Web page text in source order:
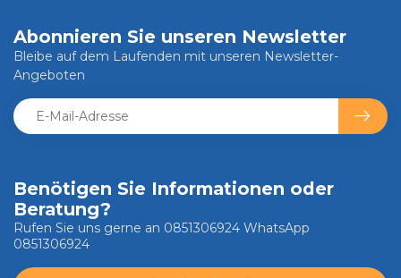
Benötigen Sie Informationen oder
Beratung?
Rufen Sie uns gerne an 0851306924 WhatsApp
0851306924
Abonnieren Sie unseren Newsletter
Bleibe auf dem Laufenden mit unseren Newsletter-
Angeboten